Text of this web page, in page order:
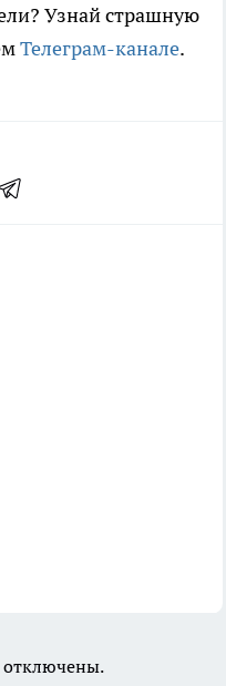
Узнай страшную
Телеграм-канале.
отключены.